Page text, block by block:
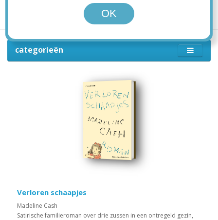
0 product(en) - 0,00€
categorieën
Verloren schaapjes
Madeline Cash
Satirische familieroman over drie zussen in een ontregeld gezin,
OK